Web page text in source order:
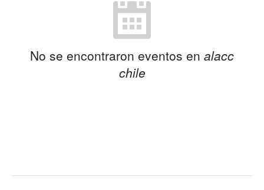
No se encontraron eventos en alacc
chile